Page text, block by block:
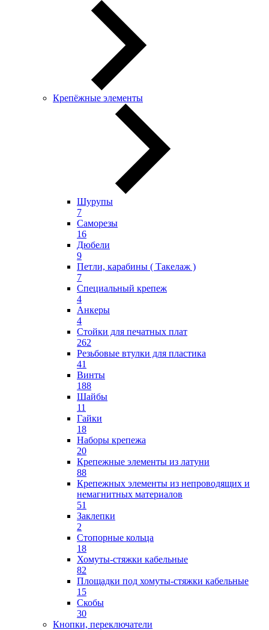
Крепёжные элементы
Шурупы
7
Саморезы
16
Дюбели
9
Петли, карабины ( Такелаж )
7
Специальный крепеж
4
Анкеры
4
Стойки для печатных плат
262
Резьбовые втулки для пластика
41
Винты
188
Шайбы
11
Гайки
18
Наборы крепежа
20
Крепежные элементы из латуни
88
Крепежных элементы из непроводящих и
немагнитных материалов
51
Заклепки
2
Стопорные кольца
18
Хомуты-стяжки кабельные
82
Площадки под хомуты-стяжки кабельные
15
Скобы
30
Кнопки, переключатели